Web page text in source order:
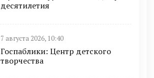
десятилетия
7 августа 2026, 10:40
Госпаблики: Центр детского
творчества